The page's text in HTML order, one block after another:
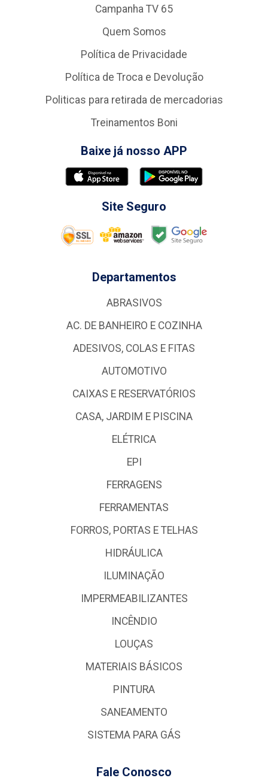
Campanha TV 65
Quem Somos
Política de Privacidade
Política de Troca e Devolução
Politicas para retirada de mercadorias
Treinamentos Boni
Baixe já nosso APP
Site Seguro
Departamentos
ABRASIVOS
AC. DE BANHEIRO E COZINHA
ADESIVOS, COLAS E FITAS
AUTOMOTIVO
CAIXAS E RESERVATÓRIOS
CASA, JARDIM E PISCINA
ELÉTRICA
EPI
FERRAGENS
FERRAMENTAS
FORROS, PORTAS E TELHAS
HIDRÁULICA
ILUMINAÇÃO
IMPERMEABILIZANTES
INCÊNDIO
LOUÇAS
MATERIAIS BÁSICOS
PINTURA
SANEAMENTO
SISTEMA PARA GÁS
Fale Conosco